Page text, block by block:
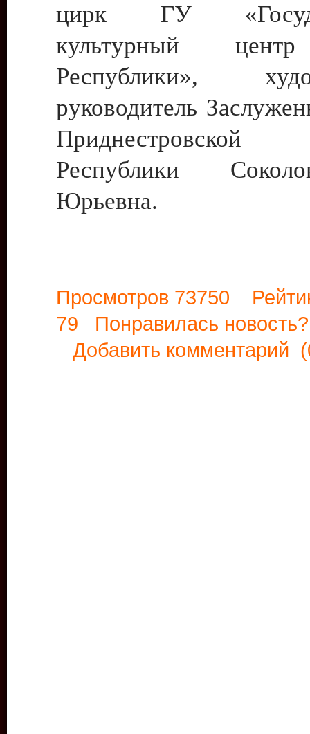
цирк ГУ
культурный
Республики»,
руководитель
Приднестровской
Республики
Юрьевна.
Просмотров 73750
79 Понравилась
Добавить комментарий